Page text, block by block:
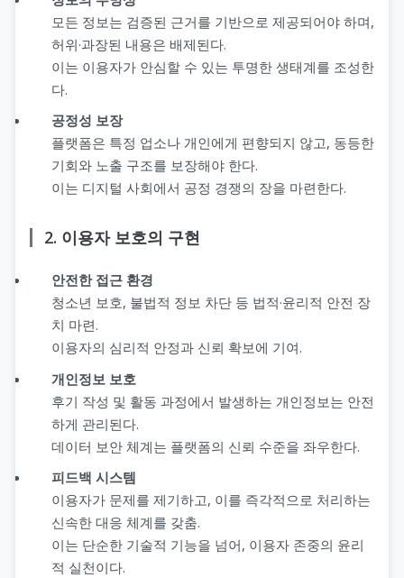
모든 정보는 검증된 근거를 기반으로 제공되어야 하며,
허위·과장된 내용은 배제된다.
이는 이용자가 안심할 수 있는 투명한 생태계를 조성한
다.
공정성 보장
플랫폼은 특정 업소나 개인에게 편향되지 않고, 동등한
기회와 노출 구조를 보장해야 한다.
이는 디지털 사회에서 공정 경쟁의 장을 마련한다.
2. 이용자 보호의 구현
안전한 접근 환경
청소년 보호, 불법적 정보 차단 등 법적·윤리적 안전 장
치 마련.
이용자의 심리적 안정과 신뢰 확보에 기여.
개인정보 보호
후기 작성 및 활동 과정에서 발생하는 개인정보는 안전
하게 관리된다.
데이터 보안 체계는 플랫폼의 신뢰 수준을 좌우한다.
피드백 시스템
이용자가 문제를 제기하고, 이를 즉각적으로 처리하는
신속한 대응 체계를 갖춤.
이는 단순한 기술적 기능을 넘어, 이용자 존중의 윤리
적 실천이다.